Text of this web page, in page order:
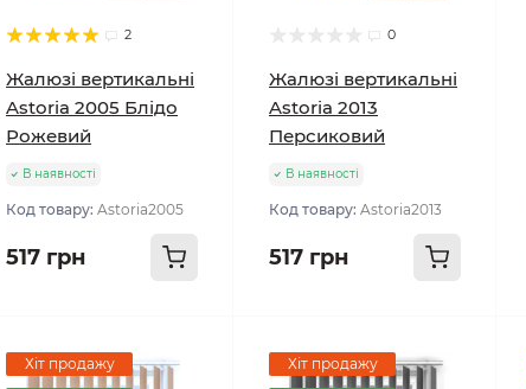
2
Жалюзі вертикальні
Astoria 2005 Блідо
Рожевий
В наявності
Код товару: Astoria2005
517 грн
0
Жалюзі вертикальні
Astoria 2013
Персиковий
В наявності
Код товару: Astoria2013
517 грн
Хіт продажу
Хіт продажу